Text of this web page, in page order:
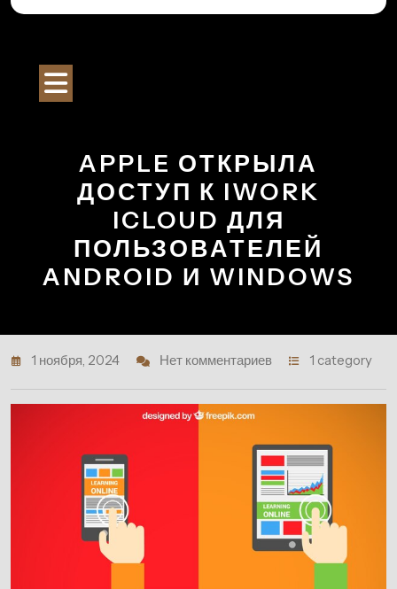
Перейти
APPLE ОТКРЫЛА
ДОСТУП К IWORK
ICLOUD ДЛЯ
ПОЛЬЗОВАТЕЛЕЙ
ANDROID И WINDOWS
1 ноября, 2024 Нет комментариев 1 category